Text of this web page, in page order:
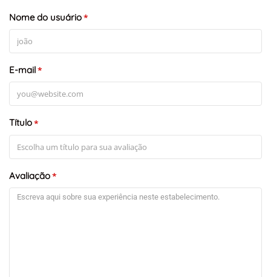
Nome do usuário*
E-mail*
Título*
Avaliação*